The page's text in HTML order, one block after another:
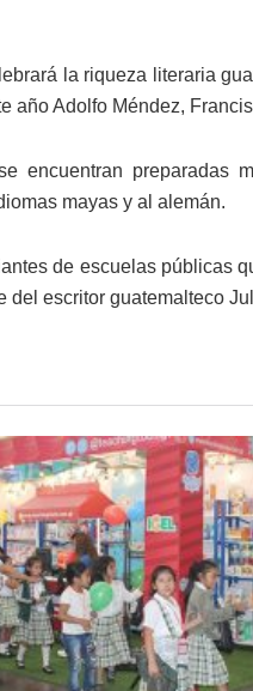
la riqueza literaria
año Adolfo Méndez,
encuentran preparadas
mayas y al alemán.
de escuelas públicas
del escritor guatemalteco